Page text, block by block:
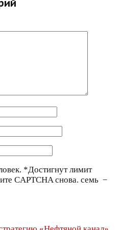
*Достигнут лимит
CAPTCHA снова. семь −